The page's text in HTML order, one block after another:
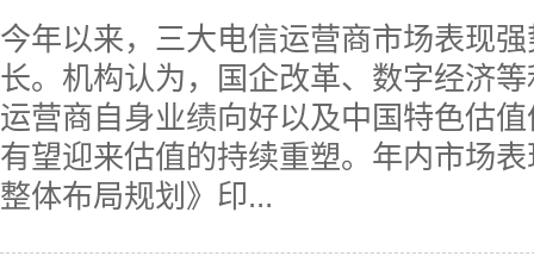
今年以来，三大电信运营商市场表现
长。机构认为，国企改革、数字经济
运营商自身业绩向好以及中国特色估
有望迎来估值的持续重塑。年内市场
整体布局规划》印...